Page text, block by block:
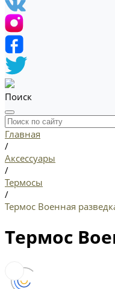
Поиск
Главная
/
Аксессуары
/
Термосы
/
Термос Военная
Термос